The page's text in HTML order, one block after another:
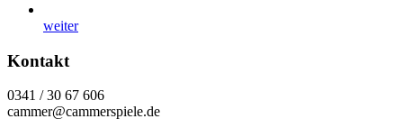
weiter
Kontakt
0341 / 30 67 606
cammer@cammerspiele.de